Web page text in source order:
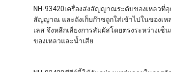
NH-93420เครื่องส่งสัญญาณระดับของเหลวที่
สัญญาณ และถังเก็บก๊าซถูกใส่เข้าไปในของเ
เลส จึงหลีกเลี่ยงการสัมผัสโดยตรงระหว่าง
ของเหลวและน้ำเสีย